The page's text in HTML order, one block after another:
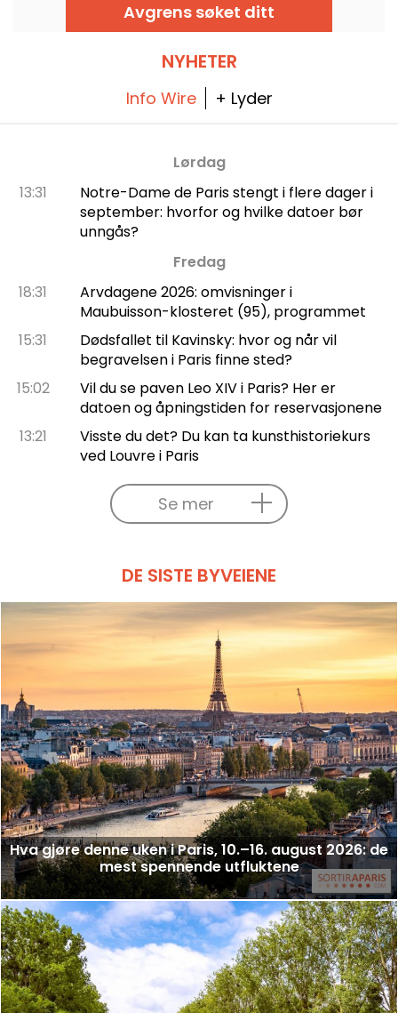
Avgrens søket ditt
NYHETER
Info Wire + Lyder
Lørdag
13:31
Notre-Dame de Paris stengt i flere dager i
september: hvorfor og hvilke datoer bør
unngås?
Fredag
18:31
Arvdagene 2026: omvisninger i
Maubuisson-klosteret (95), programmet
15:31
Dødsfallet til Kavinsky: hvor og når vil
begravelsen i Paris finne sted?
15:02
Vil du se paven Leo XIV i Paris? Her er
datoen og åpningstiden for reservasjonene
13:21
Visste du det? Du kan ta kunsthistoriekurs
ved Louvre i Paris
Se mer
DE SISTE BYVEIENE
Hva gjøre denne uken i Paris, 10.–16. august 2026: de
mest spennende utfluktene